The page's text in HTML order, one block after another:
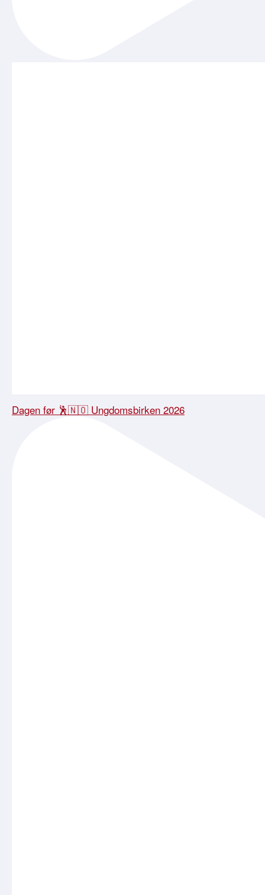
Dagen før 🕺🇳🇴 Ungdomsbirken 2026